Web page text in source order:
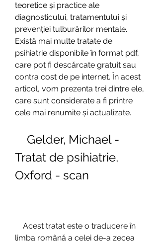
teoretice și practice ale
diagnosticului, tratamentului și
prevenției tulburărilor mentale.
Există mai multe tratate de
psihiatrie disponibile în format pdf,
care pot fi descărcate gratuit sau
contra cost de pe internet. În acest
articol, vom prezenta trei dintre ele,
care sunt considerate a fi printre
cele mai renumite și actualizate.
Tratat de psihiatrie,
Oxford - scan
limba română a celei de-a zecea